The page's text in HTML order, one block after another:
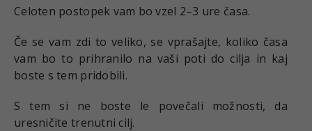
Celoten postopek vam bo vzel 2–3 ure časa.
Če se vam zdi to veliko, se vprašajte, koliko časa
vam bo to prihranilo na vaši poti do cilja in kaj
boste s tem pridobili.
S tem si ne boste le povečali možnosti, da
uresničite trenutni cilj.